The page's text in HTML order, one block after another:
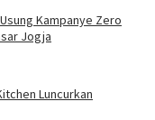
Kampanye Zero
Jogja
Luncurkan